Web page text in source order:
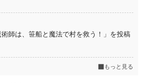
術師は、笹船と魔法で村を救う！」を投稿
もっと見る